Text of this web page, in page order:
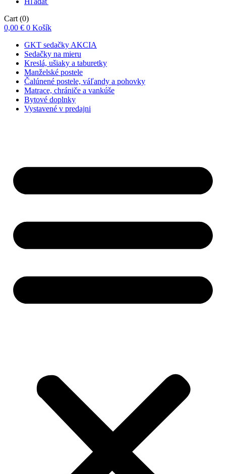
Cart (0)
0,00 € 0 Košík
GKT sedačky AKCIA
Sedačky na mieru
Kreslá, ušiaky a taburetky
Manželské postele
Čalúnené postele, váľandy a pohovky
Matrace, chrániče a vankúše
Bytové doplnky
Vystavené v predajni